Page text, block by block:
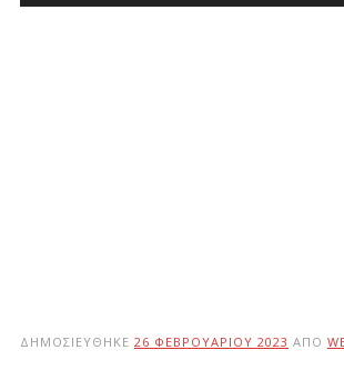
ΔΗΜΟΣΙΕΎΘΗΚΕ 26 ΦΕΒΡΟΥΑΡΊΟΥ 2023 ΑΠΌ